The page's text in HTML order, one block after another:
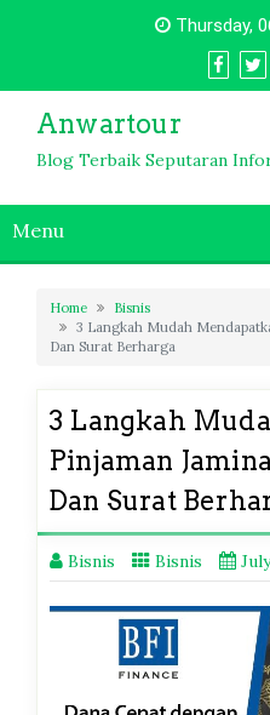
Thursday,
Anwartour
Blog Terbaik Seputaran
Menu
Home
Bisnis
3 Langkah Mudah
Dan Surat Berharga
3 Langkah
Pinjaman
Dan Surat
Bisnis Bisnis